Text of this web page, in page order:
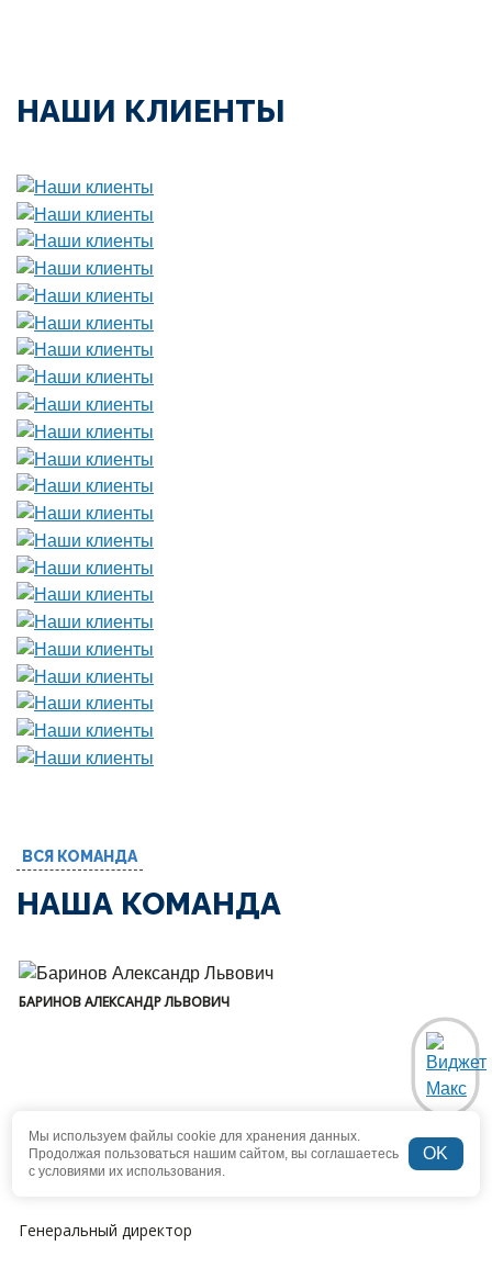
НАШИ КЛИЕНТЫ
НАША КОМАНДА
ВСЯ КОМАНДА
БАРИНОВ АЛЕКСАНДР ЛЬВОВИЧ
Генеральный директор
Мы используем файлы cookie для хранения данных.
Продолжая пользоваться нашим сайтом, вы соглашаетесь
с условиями их использования.
OK